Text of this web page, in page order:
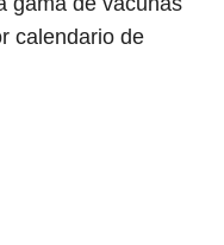
calendario de